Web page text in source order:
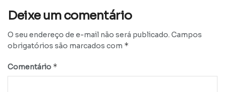
Deixe um comentário
O seu endereço de e-mail não será publicado. Campos
obrigatórios são marcados com *
Comentário *